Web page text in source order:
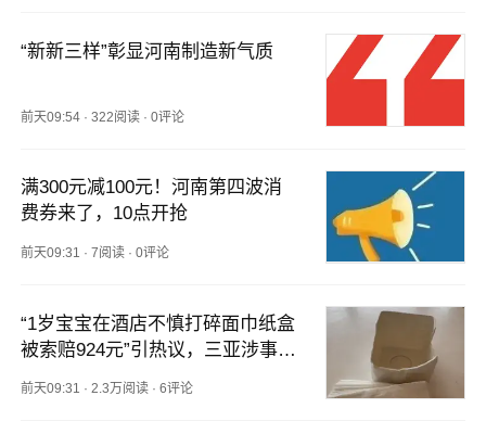
“新新三样”彰显河南制造新气质
前天09:54 ·322阅读 ·0评论
满300元减100元！河南第四波消
费券来了，10点开抢
前天09:31 ·7阅读 ·0评论
“1岁宝宝在酒店不慎打碎面巾纸盒
被索赔924元”引热议，三亚涉事酒
前天09:31 ·2.3万阅读 ·6评论